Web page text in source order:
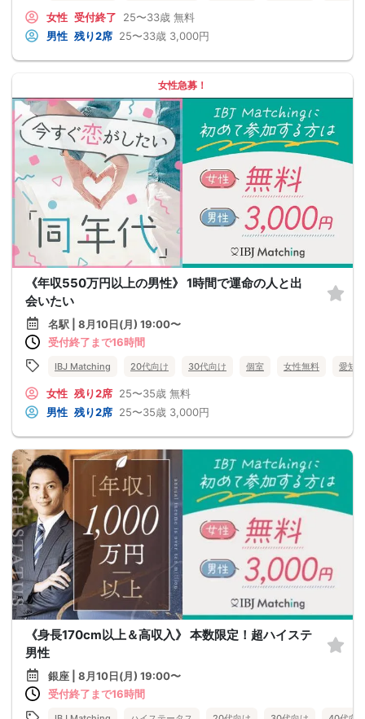
女性 受付終了 25〜33歳 無料
男性 残り2席 25〜33歳 3,000円
女性急募！
《年収550万円以上の男性》 1時間で運命の人と出
会いたい
名駅 | 8月10日(月) 19:00〜
受付終了まで16時間
IBJ Matching 20代向け 30代向け 個室 女性無料 愛知県
女性 残り2席 25〜35歳 無料
男性 残り2席 25〜35歳 3,000円
《身長170cm以上＆高収入》 本数限定！超ハイステ
男性
銀座 | 8月10日(月) 19:00〜
受付終了まで16時間